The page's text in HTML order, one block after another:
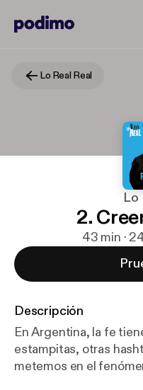
Lo Real Real
Lo
2.
43 min ·
Descripción
En Argentina, la fe
estampitas, otras
metemos en el